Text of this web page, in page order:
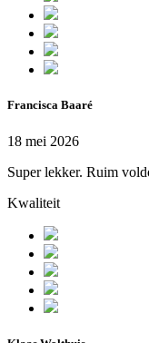
Francisca Baaré
18 mei 2026
Super lekker. Ruim
Kwaliteit